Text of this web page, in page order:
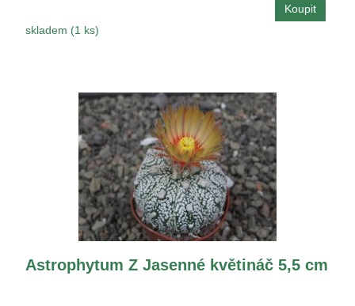
skladem (1 ks)
Astrophytum Z Jasenné květináč 5,5 cm